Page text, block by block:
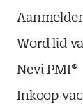
Word lid
Nevi PMI®
Inkoop